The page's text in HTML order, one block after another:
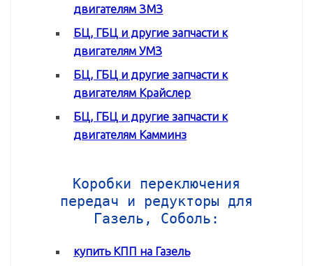
двигателям ЗМЗ
БЦ, ГБЦ и другие запчасти к
двигателям УМЗ
БЦ, ГБЦ и другие запчасти к
двигателям Крайслер
БЦ, ГБЦ и другие запчасти к
двигателям Камминз
Коробки переключения
передач и редукторы для
Газель, Соболь:
купить КПП на Газель